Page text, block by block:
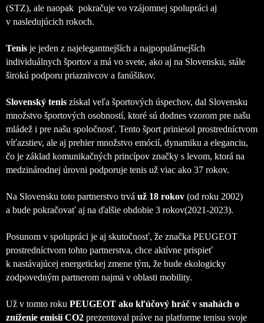
(STZ), ale naopak pokračuje vo vzájomnej spolupráci aj
v nasledujúcich rokoch.
Tenis je jeden z najelegantnejších a najpopulárnejších
individuálnych športov a má vo svete, ako aj na Slovensku, stále
širokú podporu priaznivcov a fanúšikov.
Slovenský tenis získal veľa športových úspechov, dal Slovensku
množstvo športových osobností, ktoré sú dodnes vzorom pre našu
mládež i pre našu spoločnosť. Tento šport priniesol prostredníctvom
víťazstiev, ale aj prehier množstvo emócií, dynamiku a eleganciu,
čo je základ komunikačných princípov značky s levom, ktorá na
medzinárodnej úrovni podporuje tenis už viac ako 37 rokov.
Na Slovensku toto partnerstvo trvá už 18 rokov (od roku 2002)
a bude pokračovať aj na ďalšie obdobie 3 rokov(2021-2023).
Posunom v spolupráci je aj skutočnosť, že značka PEUGEOT
prostredníctvom tohto partnerstva, chce aktívne prispieť
k nastávajúcej energetickej zmene tým, že bude ekologicky
zodpovedným partnerom najmä v oblasti mobility.
Už v tomto roku PEUGEOT ako kľúčový hráč v snahách o
zníženie emisií CO2 prezentoval práve na platforme tenisu svoje